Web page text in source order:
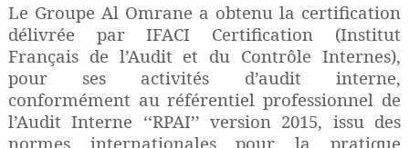
Le Groupe Al Omrane a obtenu la certification
délivrée par IFACI Certification (Institut
Français de l’Audit et du Contrôle Internes),
pour ses activités d’audit interne,
conformément au référentiel professionnel de
l’Audit Interne ‘‘RPAI’’ version 2015, issu des
normes internationales pour la pratique